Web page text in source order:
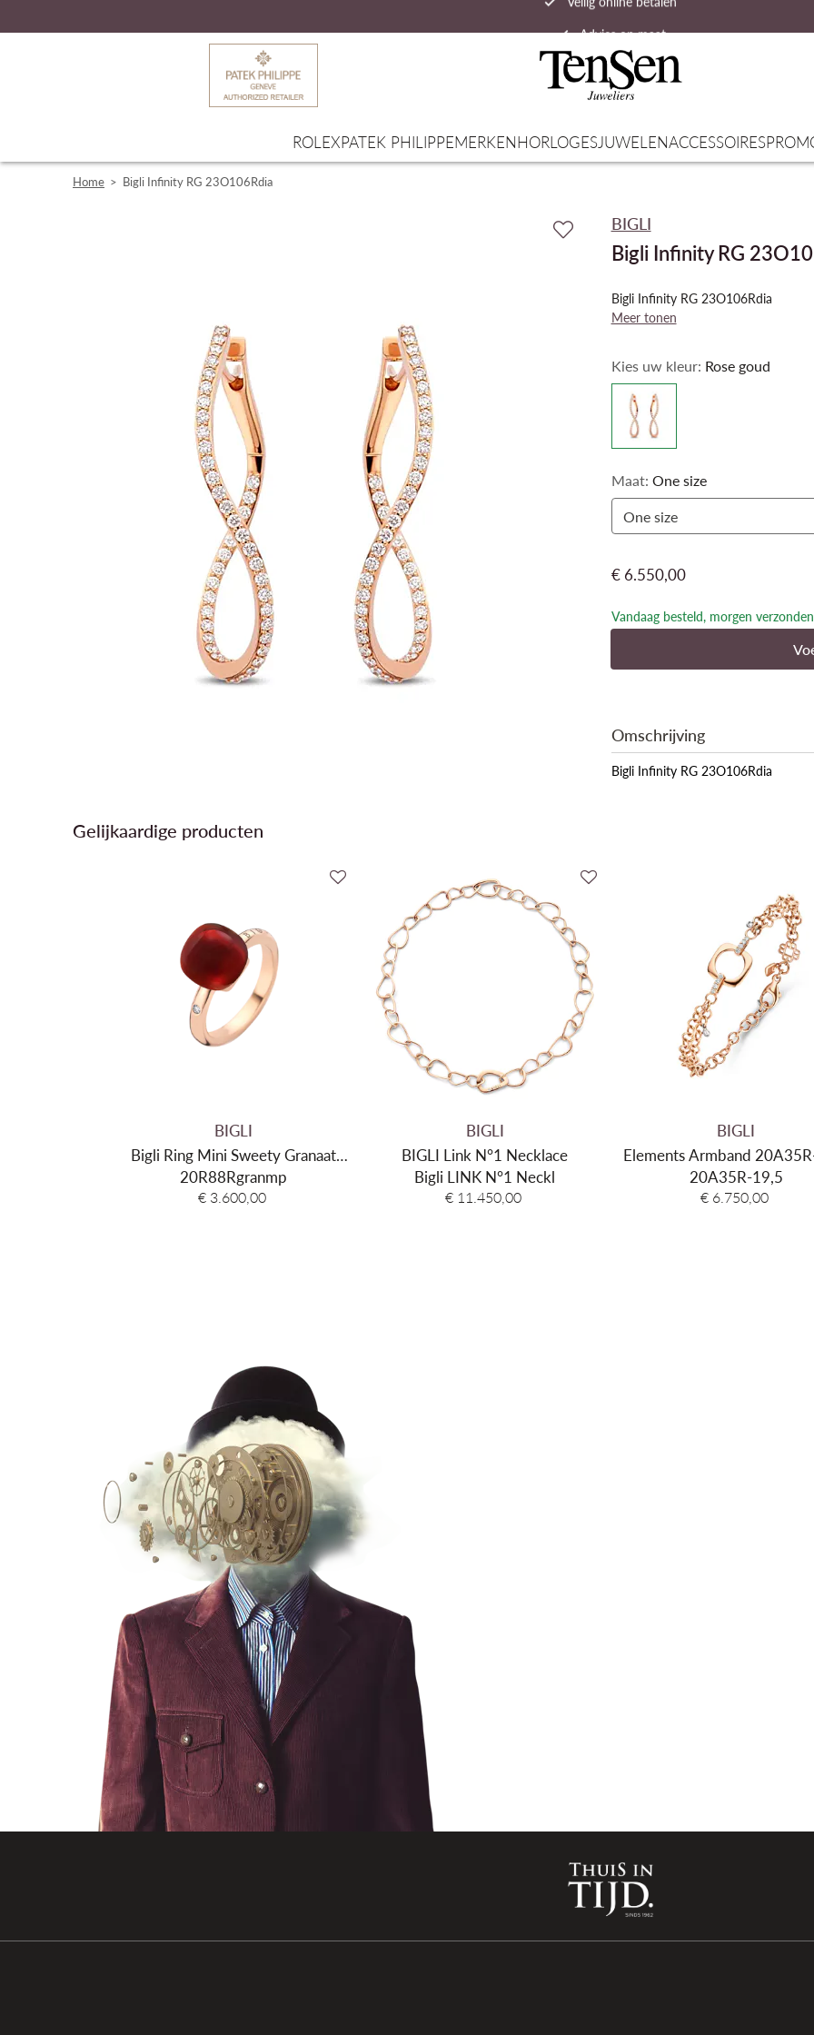
Snelle verzending
ROLEXPATEK PHILIPPEMERKENHORLOGESJUWELENACCESSOIRES
Home > Bigli Infinity RG 23O106Rdia
BIGLI
Bigli Infinity RG
Bigli Infinity RG 23O106Rdia
Meer tonen
Kies uw kleur: Rose goud
Maat: One size
One size
€ 6.550,00
Vandaag besteld, morgen verzonden
Omschrijving
Bigli Infinity RG 23O106Rdia
Gelijkaardige producten
BIGLI
Bigli Ring Mini Sweety Granaat
20R88Rgranmp
20R88Rgranmp
€ 3.600,00
BIGLI
BIGLI Link N°1 Necklace
Bigli LINK N°1 Neckl
€ 11.450,00
BIGLI
Elements Armband
20A35R-19,5
€ 6.750,00